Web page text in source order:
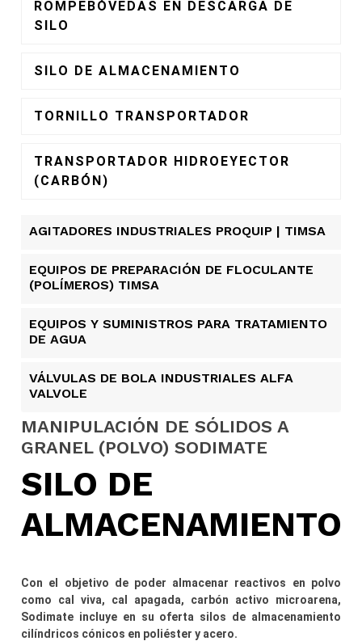
ROMPEBÓVEDAS EN DESCARGA DE
SILO
SILO DE ALMACENAMIENTO
TORNILLO TRANSPORTADOR
TRANSPORTADOR HIDROEYECTOR
(CARBÓN)
AGITADORES INDUSTRIALES PROQUIP | TIMSA
EQUIPOS DE PREPARACIÓN DE FLOCULANTE
(POLÍMEROS) TIMSA
EQUIPOS Y SUMINISTROS PARA TRATAMIENTO
DE AGUA
VÁLVULAS DE BOLA INDUSTRIALES ALFA
VALVOLE
MANIPULACIÓN DE SÓLIDOS A
GRANEL (POLVO) SODIMATE
SILO DE
ALMACENAMIENTO
Con el objetivo de poder almacenar reactivos en polvo
como cal viva, cal apagada, carbón activo microarena,
Sodimate incluye en su oferta silos de almacenamiento
cilíndricos cónicos en poliéster y acero.